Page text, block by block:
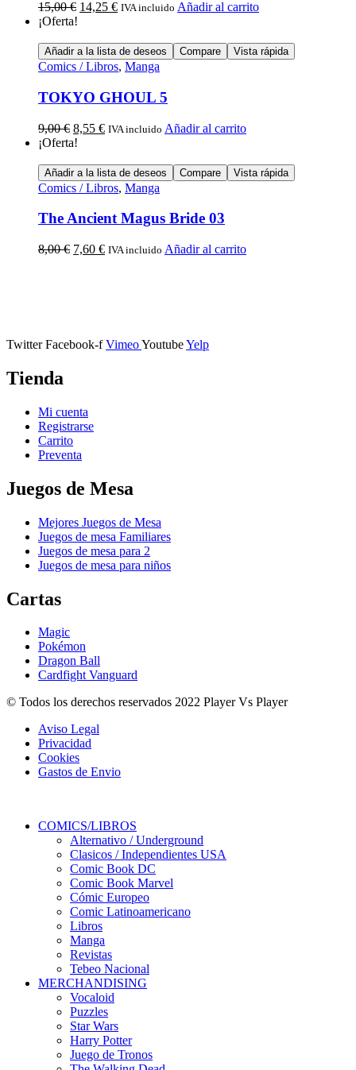
15,00€ 14,25 € IVA incluido Añadir al carrito
¡Oferta!
Añadir a la lista de deseos Compare Vista rápida
Comics / Libros, Manga
TOKYO GHOUL 5
9,00€ 8,55 € IVA incluido Añadir al carrito
¡Oferta!
Añadir a la lista de deseos Compare Vista rápida
Comics / Libros, Manga
The Ancient Magus Bride 03
8,00€ 7,60 € IVA incluido Añadir al carrito
Twitter Facebook-f VimeoYoutubeYelp
Tienda
Mi cuenta
Registrarse
Carrito
Preventa
Juegos de Mesa
Mejores Juegos de Mesa
Juegos de mesa Familiares
Juegos de mesa para 2
Juegos de mesa para niños
Cartas
Magic
Pokémon
Dragon Ball
Cardfight Vanguard
© Todos los derechos reservados 2022 Player Vs Player
Aviso Legal
Privacidad
Cookies
Gastos de Envio
COMICS/LIBROS
Alternativo / Underground
Clasicos / Independientes USA
Comic Book DC
Comic Book Marvel
Cómic Europeo
Comic Latinoamericano
Libros
Manga
Revistas
Tebeo Nacional
MERCHANDISING
Vocaloid
Puzzles
Star Wars
Harry Potter
Juego de Tronos